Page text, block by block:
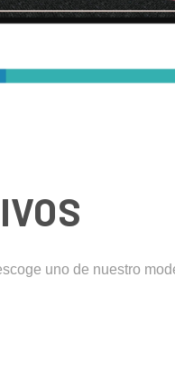
uno de nuestro